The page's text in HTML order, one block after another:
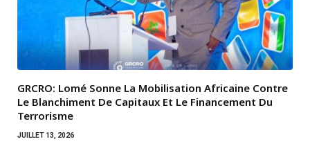
GRCRO: Lomé Sonne La Mobilisation Africaine Contre
Le Blanchiment De Capitaux Et Le Financement Du
Terrorisme
JUILLET 13, 2026